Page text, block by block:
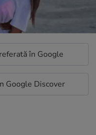
în Google
Google Discover